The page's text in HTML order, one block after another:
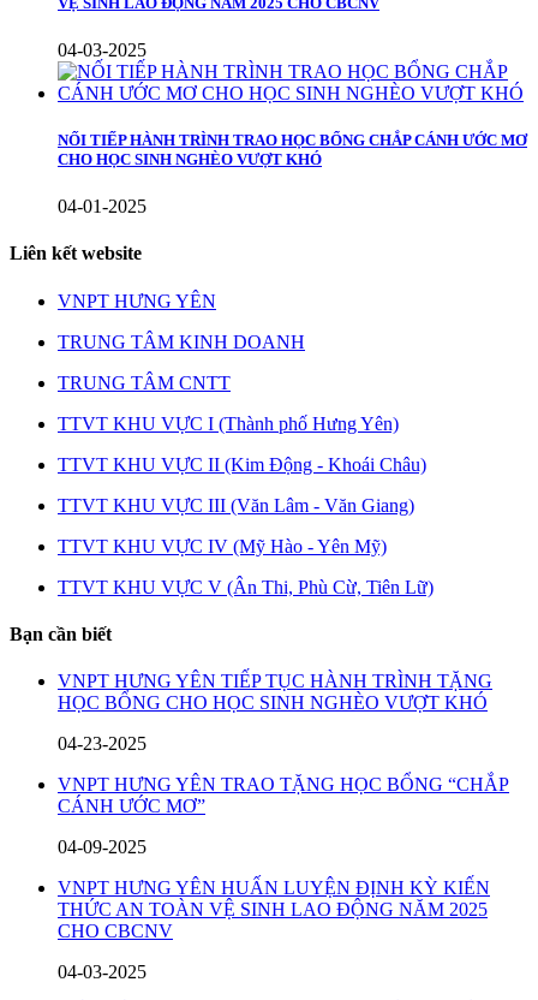
04-03-2025
NỐI TIẾP HÀNH TRÌNH TRAO HỌC BỔNG CHẮP CÁNH ƯỚC MƠ
CHO HỌC SINH NGHÈO VƯỢT KHÓ
04-01-2025
Liên kết website
VNPT HƯNG YÊN
TRUNG TÂM KINH DOANH
TRUNG TÂM CNTT
TTVT KHU VỰC I (Thành phố Hưng Yên)
TTVT KHU VỰC II (Kim Động - Khoái Châu)
TTVT KHU VỰC III (Văn Lâm - Văn Giang)
TTVT KHU VỰC IV (Mỹ Hào - Yên Mỹ)
TTVT KHU VỰC V (Ân Thi, Phù Cừ, Tiên Lữ)
Bạn cần biết
VNPT HƯNG YÊN TIẾP TỤC HÀNH TRÌNH TẶNG
HỌC BỔNG CHO HỌC SINH NGHÈO VƯỢT KHÓ
04-23-2025
VNPT HƯNG YÊN TRAO TẶNG HỌC BỔNG “CHẮP
CÁNH ƯỚC MƠ”
04-09-2025
VNPT HƯNG YÊN HUẤN LUYỆN ĐỊNH KỲ KIẾN
THỨC AN TOÀN VỆ SINH LAO ĐỘNG NĂM 2025
CHO CBCNV
04-03-2025